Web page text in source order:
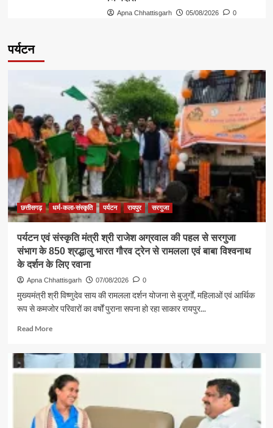
Apna Chhattisgarh 05/08/2026 0
पर्यटन
छत्तीसगढ़ धर्म-कला-संस्कृति पर्यटन रायपुर सरगुजा
पर्यटन एवं संस्कृति मंत्री श्री राजेश अग्रवाल की पहल से सरगुजा
संभाग के 850 श्रद्धालु भारत गौरव ट्रेन से रामलला एवं बाबा विश्वनाथ
के दर्शन के लिए रवाना
Apna Chhattisgarh 07/08/2026 0
मुख्यमंत्री श्री विष्णुदेव साय की रामलला दर्शन योजना से बुजुर्गों, महिलाओं एवं आर्थिक
रूप से कमजोर परिवारों का वर्षों पुराना सपना हो रहा साकार रायपुर...
Read MoreRead
पर्यटन
एवं
संस्कृति
मंत्री
श्री
राजेश